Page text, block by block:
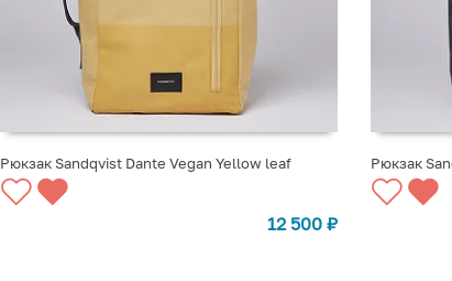
СООБЩИТЬ О ПОСТУПЛЕНИИ
Рюкзак Sandqvist Dante Vegan Yellow leaf
12 500 ₽
Рюкзак